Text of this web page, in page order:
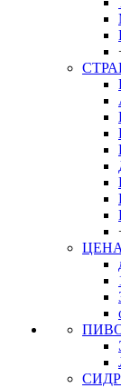
ЦЕНА
СИДР